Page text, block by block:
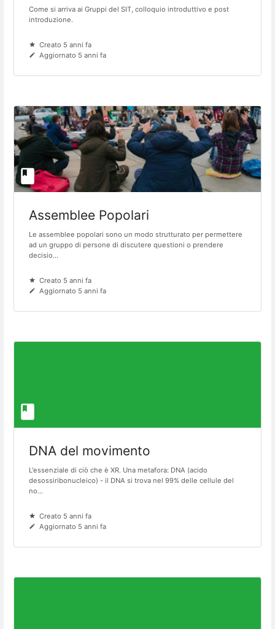
Come si arriva ai Gruppi del SIT, colloquio introduttivo e post
introduzione.
Creato 5 anni fa
Aggiornato 5 anni fa
Assemblee Popolari
Le assemblee popolari sono un modo strutturato per permettere
ad un gruppo di persone di discutere questioni o prendere
decisio...
Creato 5 anni fa
Aggiornato 5 anni fa
DNA del movimento
L'essenziale di ciò che è XR. Una metafora: DNA (acido
desossiribonucleico) - il DNA si trova nel 99% delle cellule del
no...
Creato 5 anni fa
Aggiornato 5 anni fa